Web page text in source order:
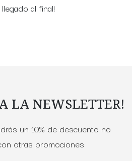
llegado al final!
A LA NEWSLETTER!
un 10% de descuento no
otras promociones